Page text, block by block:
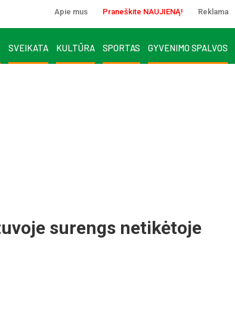
Apie mus Praneškite NAUJIENĄ! Reklama
SVEIKATA KULTŪRA SPORTAS GYVENIMO SPALVOS
surengs netikėtoje